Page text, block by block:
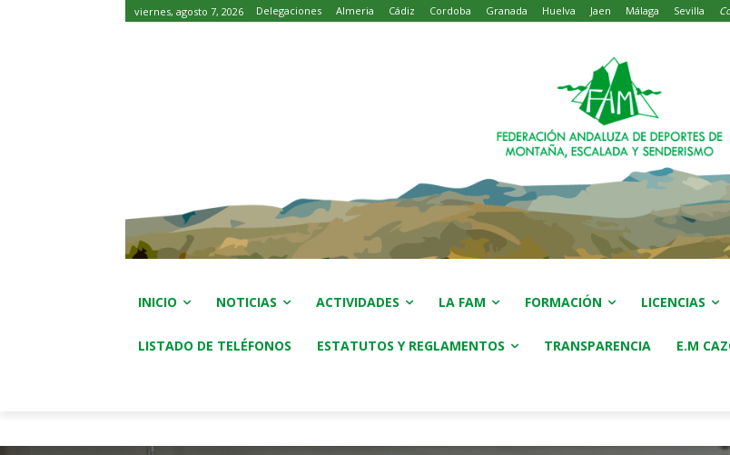
viernes, agosto 7, 2026 Delegaciones Almeria Cádiz Cordoba Granada Huelva Jaen Málaga Sevilla
INICIO NOTICIAS ACTIVIDADES LA FAM FORMACIÓN LICENCIAS
LISTADO DE TELÉFONOS ESTATUTOS Y REGLAMENTOS TRANSPARENCIA E.M